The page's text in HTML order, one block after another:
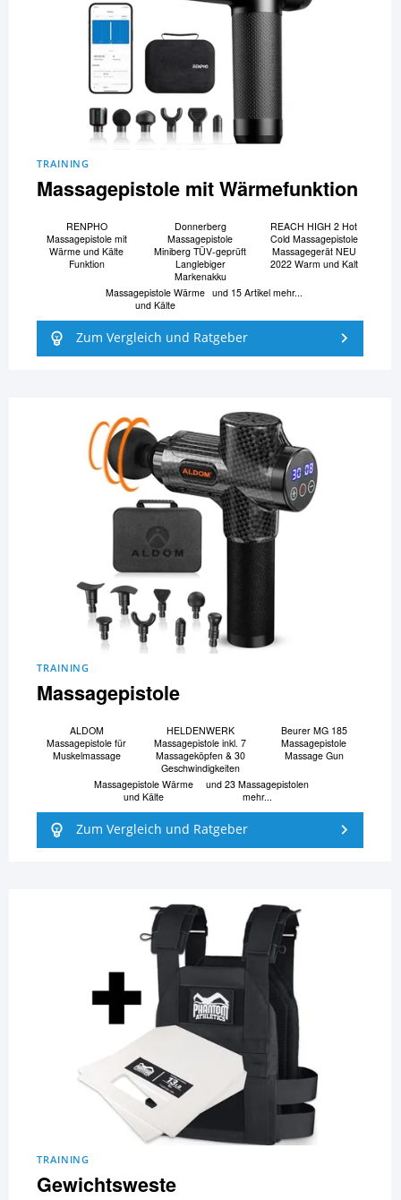
TRAINING
Massagepistole mit Wärmefunktion
RENPHO
Massagepistole mit
Wärme und Kälte
Funktion
Donnerberg
Massagepistole
Miniberg TÜV-geprüft
Langlebiger
Markenakku
REACH HIGH 2 Hot
Cold Massagepistole
Massagegerät NEU
2022 Warm und Kalt
Massagepistole Wärme
und Kälte
und 15 Artikel mehr...
Zum Vergleich und Ratgeber
TRAINING
Massagepistole
ALDOM
Massagepistole für
Muskelmassage
HELDENWERK
Massagepistole inkl. 7
Massageköpfen & 30
Geschwindigkeiten
Beurer MG 185
Massagepistole
Massage Gun
Massagepistole Wärme
und Kälte
und 23 Massagepistolen
mehr...
Zum Vergleich und Ratgeber
TRAINING
Gewichtsweste